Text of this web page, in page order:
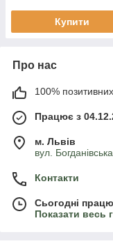
Купити
Про нас
100% позитивних
Працює з
м. Львів
вул.
Контакти
Сьогодні
Показати весь